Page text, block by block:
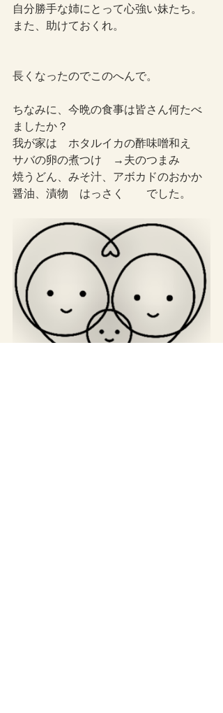
自分勝手な姉にとって心強い妹たち。
また、助けておくれ。
長くなったのでこのへんで。
ちなみに、今晩の食事は皆さん何たべ
ましたか？
我が家は　ホタルイカの酢味噌和え
サバの卵の煮つけ　→夫のつまみ
焼うどん、みそ汁、アボカドのおかか
醤油、漬物　はっさく　　でした。